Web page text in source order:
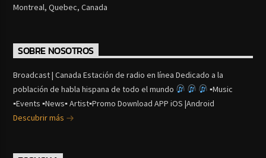
Montreal, Quebec, Canada
SOBRE NOSOTROS
Broadcast | Canada Estación de radio en línea Dedicado a la
población de habla hispana de todo el mundo
▪Music
▪Events ▪News▪ Artist▪Promo Download APP iOS |Android
Descubrir más